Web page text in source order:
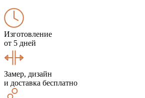
Изготовление
от 5 дней
Замер, дизайн
и доставка бесплатно